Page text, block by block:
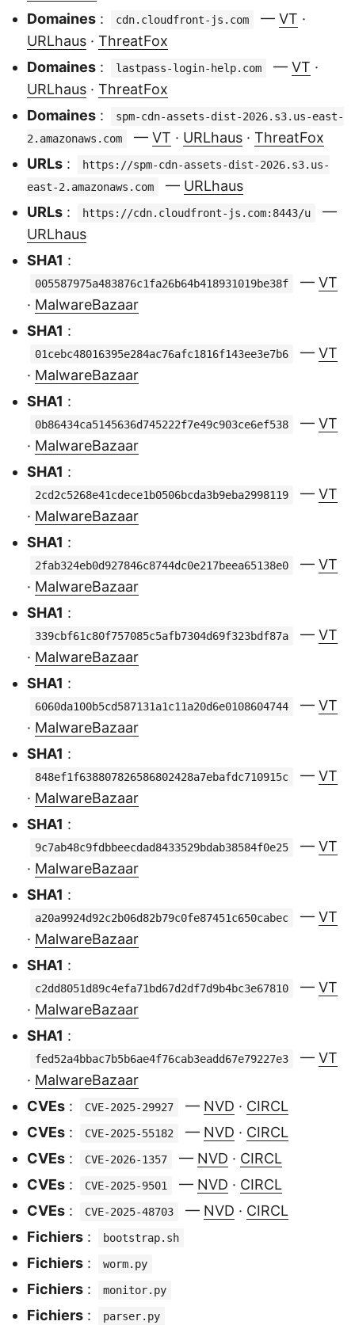
Domaines : cdn.cloudfront-js.com — VT ·
URLhaus · ThreatFox
Domaines : lastpass-login-help.com — VT ·
URLhaus · ThreatFox
Domaines :
spm-cdn-assets-dist-2026.s3.us-east-
2.amazonaws.com
— VT · URLhaus · ThreatFox
URLs :
https://spm-cdn-assets-dist-2026.s3.us-
east-2.amazonaws.com
— URLhaus
URLs : https://cdn.cloudfront-js.com:8443/u
—
URLhaus
SHA1 :
005587975a483876c1fa26b64b418931019be38f — VT
· MalwareBazaar
SHA1 :
01cebc48016395e284ac76afc1816f143ee3e7b6 — VT
· MalwareBazaar
SHA1 :
0b86434ca5145636d745222f7e49c903ce6ef538 — VT
· MalwareBazaar
SHA1 :
2cd2c5268e41cdece1b0506bcda3b9eba2998119 — VT
· MalwareBazaar
SHA1 :
2fab324eb0d927846c8744dc0e217beea65138e0 — VT
· MalwareBazaar
SHA1 :
339cbf61c80f757085c5afb7304d69f323bdf87a — VT
· MalwareBazaar
SHA1 :
6060da100b5cd587131a1c11a20d6e0108604744 — VT
· MalwareBazaar
SHA1 :
848ef1f638807826586802428a7ebafdc710915c — VT
· MalwareBazaar
SHA1 :
9c7ab48c9fdbbeecdad8433529bdab38584f0e25 — VT
· MalwareBazaar
SHA1 :
a20a9924d92c2b06d82b79c0fe87451c650cabec — VT
· MalwareBazaar
SHA1 :
c2dd8051d89c4efa71bd67d2df7d9b4bc3e67810 — VT
· MalwareBazaar
SHA1 :
fed52a4bbac7b5b6ae4f76cab3eadd67e79227e3 — VT
· MalwareBazaar
CVEs : CVE-2025-29927 — NVD · CIRCL
CVEs : CVE-2025-55182 — NVD · CIRCL
CVEs : CVE-2026-1357 — NVD · CIRCL
CVEs : CVE-2025-9501 — NVD · CIRCL
CVEs : CVE-2025-48703 — NVD · CIRCL
Fichiers : bootstrap.sh
Fichiers : worm.py
Fichiers : monitor.py
Fichiers : parser.py